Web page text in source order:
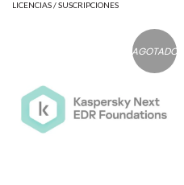
LICENCIAS / SUSCRIPCIONES
AGOTADO